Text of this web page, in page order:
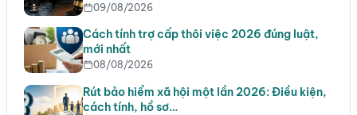
09/08/2026
Cách tính trợ cấp thôi việc 2026 đúng luật,
mới nhất
08/08/2026
Rút bảo hiểm xã hội một lần 2026: Điều kiện,
cách tính, hồ sơ…